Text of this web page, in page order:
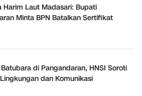
Harim Laut Madasari: Bupati
Minta BPN Batalkan Sertifikat
di Pangandaran, HNSI Soroti
dan Komunikasi